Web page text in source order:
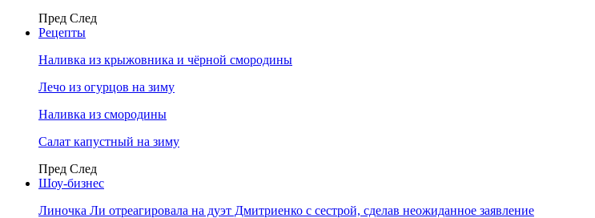
Пред След
Рецепты
Наливка из крыжовника и чёрной смородины
Лечо из огурцов на зиму
Наливка из смородины
Салат капустный на зиму
Пред След
Шоу-бизнес
Линочка Ли отреагировала на дуэт Дмитриенко с сестрой, сделав неожиданное заявление